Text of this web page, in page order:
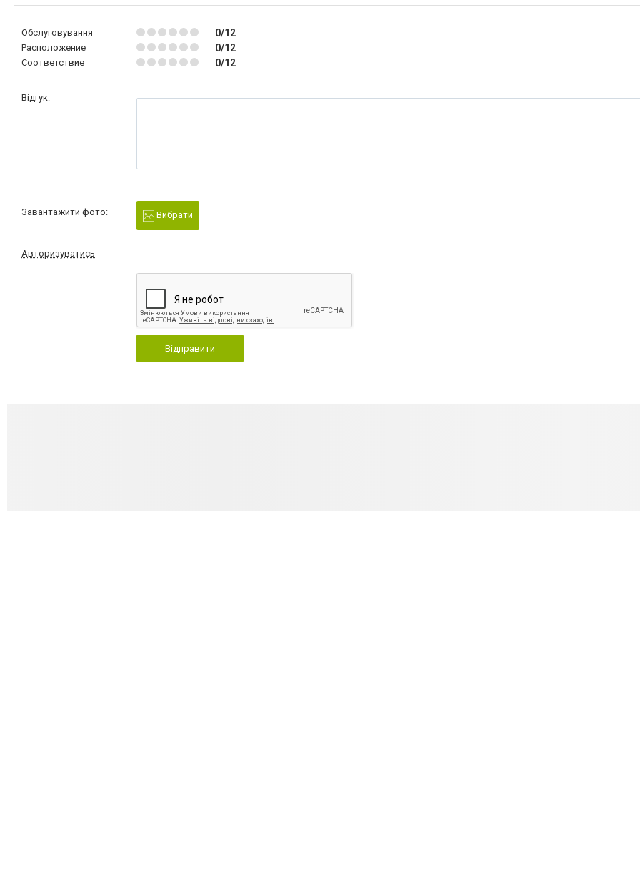
Обслуговування 0/12
Расположение 0/12
Соответствие 0/12
Відгук:
Завантажити фото: Вибрати
Авторизуватись
Відправити